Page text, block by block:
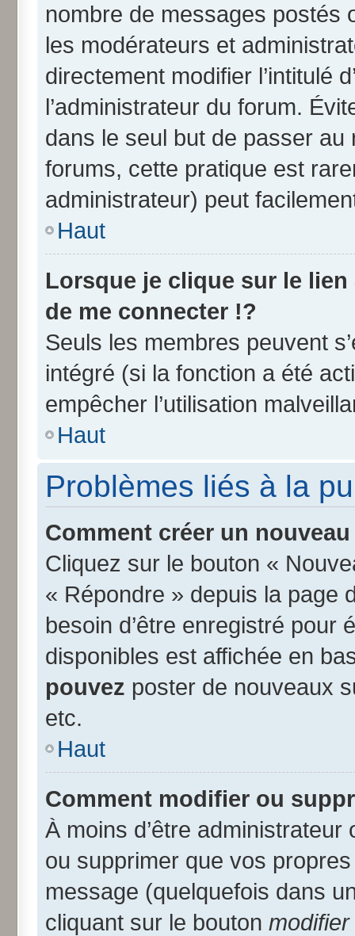
nombre de messages postés
les modérateurs et
directement modifier l’intitulé
l’administrateur du forum.
dans le seul but de passer
forums, cette pratique est
administrateur) peut
Haut
Lorsque je clique sur le lien
de me connecter !?
Seuls les membres peuvent
intégré (si la fonction a été
empêcher l’utilisation
Haut
Problèmes liés à la
Comment créer un
Cliquez sur le bouton «
« Répondre » depuis la page
besoin d’être enregistré pour
disponibles est affichée en
pouvez poster de nouveaux
etc.
Haut
Comment modifier ou
À moins d’être
ou supprimer que vos
message (quelquefois dans
cliquant sur le bouton modifier